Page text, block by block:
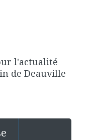
l'actualité
de Deauville